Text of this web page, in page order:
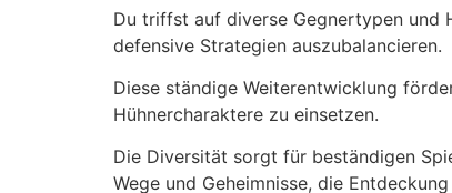
Du triffst auf diverse Gegnertypen und
defensive Strategien auszubalancieren.
Diese ständige Weiterentwicklung
Hühnercharaktere zu einsetzen.
Die Diversität sorgt für beständigen
Wege und Geheimnisse, die